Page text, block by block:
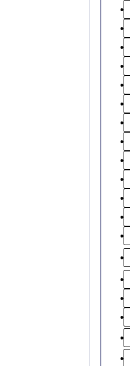
•
•
•
•
•
•
•
•
•
•
•
•
•
•
•
•
•
•
•